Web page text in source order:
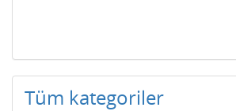
Tüm kategoriler